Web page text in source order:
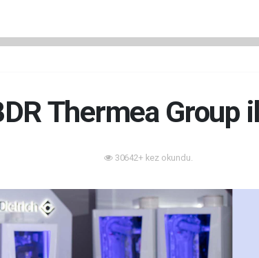
Thermea Group
30642+ kez okundu.